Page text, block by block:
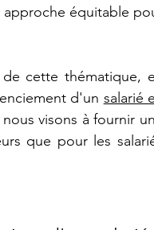
approche équitable
cette thématique,
d'un salarié
visons à fournir
que pour les